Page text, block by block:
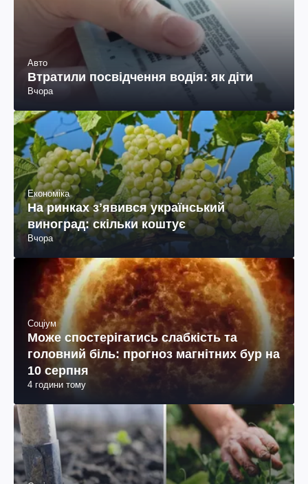
Авто
Втратили посвідчення водія: як діти
Вчора
Економіка
На ринках зʼявився український
виноград: скільки коштує
Вчора
Соціум
Може спостерігатись слабкість та
головний біль: прогноз магнітних бур на
10 серпня
4 години тому